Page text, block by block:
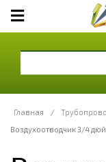
Главная /
Воздухоотводчик 3/4